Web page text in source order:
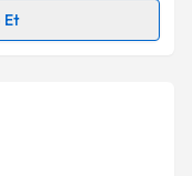
Et
takvimi talebi
almanız için bir
bilgilendireceğiz.